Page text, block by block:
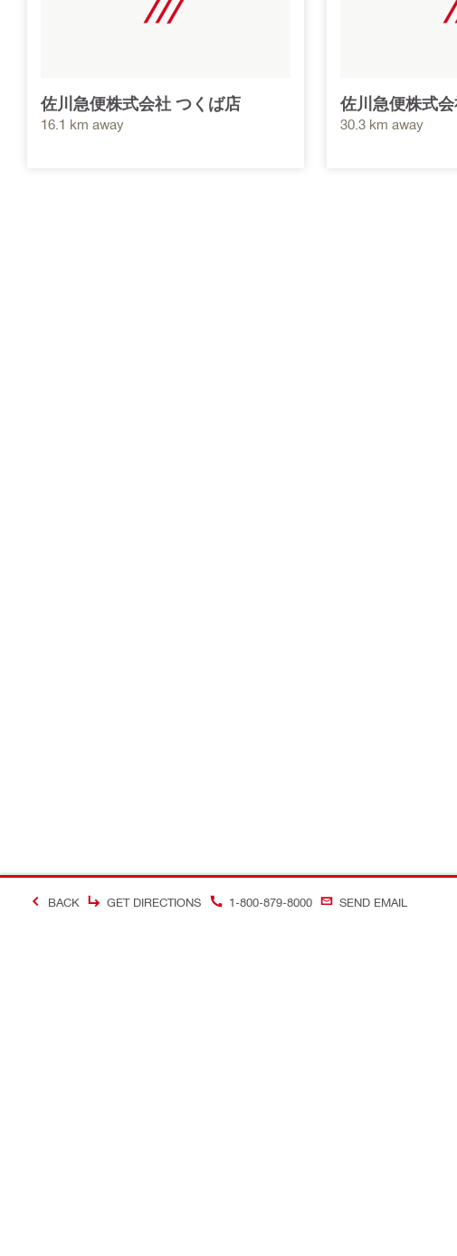
佐川急便株式会社 つくば店
16.1 km away
佐川急便株式
30.3 km away
BACK GET DIRECTIONS 1-800-879-8000 SEND EMAIL